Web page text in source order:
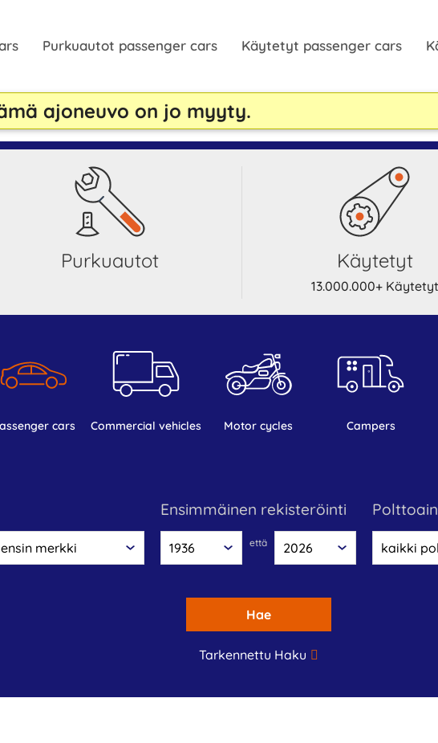
Purkuautot passenger cars Käytetyt passenger cars
ajoneuvo on jo myyty.
Purkuautot Käytetyt
13.000.000+ Käytetyt
cars commercial vehicles motor cycles campers
Ensimmäinen rekisteröinti
että
Hae
Tarkennettu Haku